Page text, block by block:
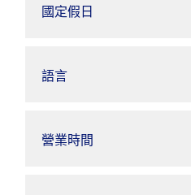
國定假日
語言
營業時間